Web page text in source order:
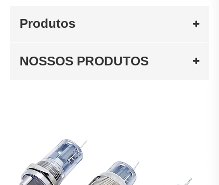
Produtos
NOSSOS PRODUTOS